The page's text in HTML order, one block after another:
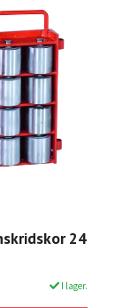
24
I lager.